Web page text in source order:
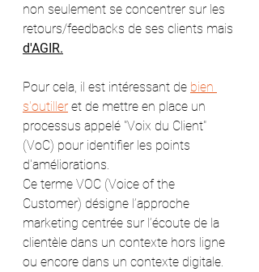
non seulement se concentrer sur les
retours/feedbacks de ses clients mais
d'AGIR.
Pour cela, il est intéressant de bien
s'outiller et de mettre en place un
processus appelé "Voix du Client"
(VoC) pour identifier les points
d'améliorations.
Ce terme VOC (Voice of the
Customer) désigne l’approche
marketing centrée sur l’écoute de la
clientèle dans un contexte hors ligne
ou encore dans un contexte digitale.